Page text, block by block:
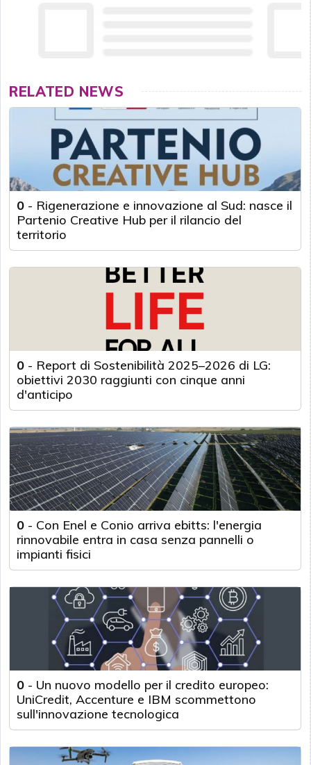
RELATED NEWS
0 - Rigenerazione e innovazione al Sud: nasce il
Partenio Creative Hub per il rilancio del
territorio
0 - Report di Sostenibilità 2025–2026 di LG:
obiettivi 2030 raggiunti con cinque anni
d'anticipo
0 - Con Enel e Conio arriva ebitts: l'energia
rinnovabile entra in casa senza pannelli o
impianti fisici
0 - Un nuovo modello per il credito europeo:
UniCredit, Accenture e IBM scommettono
sull'innovazione tecnologica